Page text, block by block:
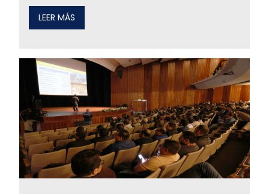
LEER MÁS